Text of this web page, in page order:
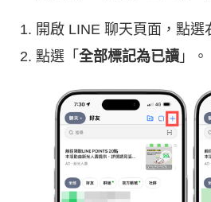
開啟 LINE 聊天頁面，點選
點選「 全部標記為已讀 」。